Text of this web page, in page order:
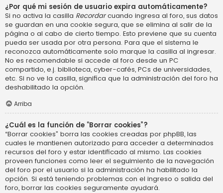
¿Por qué mi sesión de usuario expira automáticamente?
Si no activa la casilla Recordarcuando ingresa al foro, sus datos
se guardan en una cookie segura, que se elimina al salir de la
página o al cabo de cierto tiempo. Esto previene que su cuenta
pueda ser usada por otra persona. Para que el sistema le
reconozca automáticamente solo marque la casilla al ingresar.
No es recomendable si accede al foro desde un PC
compartido, e.j. biblioteca, cyber-cafés, PCs de universidades,
etc. Si no ve la casilla, significa que la administración del foro ha
deshabilitado la opción.
Arriba
¿Cuál es la función de “Borrar cookies”?
“Borrar cookies” borra las cookies creadas por phpBB, las
cuales le mantienen autorizado para acceder a determinados
recursos del foro y estar identificado al mismo. Las cookies
proveen funciones como leer el seguimiento de la navegación
del foro por el usuario si la administración ha habilitado la
opción. Si está teniendo problemas con el ingreso o salida del
foro, borrar las cookies seguramente ayudará.